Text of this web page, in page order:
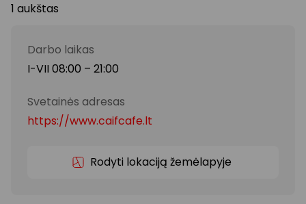
1 aukštas
Darbo laikas
I-VII 08:00 – 21:00
Svetainės adresas
https://www.caifcafe.lt
Rodyti lokaciją žemėlapyje